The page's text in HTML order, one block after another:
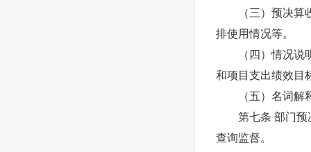
（三）预决算收
排使用情况等。
（四）情况说明
和项目支出绩效目
（五）名词解释
第七条 部门预决
查询监督。